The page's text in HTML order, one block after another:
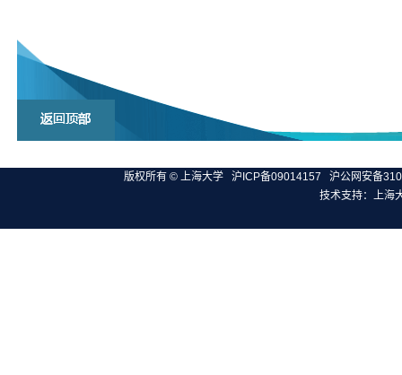
版权所有 © 上海大学 沪ICP备09014157
沪公网安备
技术支持：上海